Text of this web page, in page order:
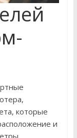
которые
и